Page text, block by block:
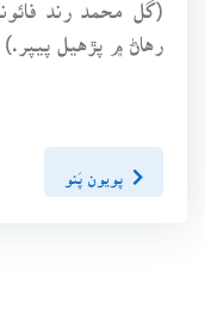
رهاڻ ۾ پڙهيل